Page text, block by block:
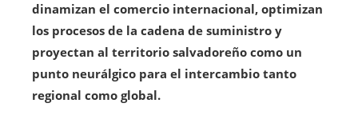
dinamizan el comercio internacional, optimizan
los procesos de la cadena de suministro y
proyectan al territorio salvadoreño como un
punto neurálgico para el intercambio tanto
regional como global.